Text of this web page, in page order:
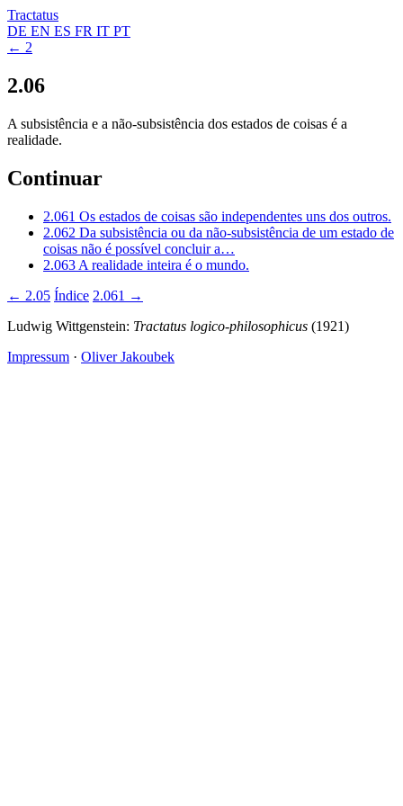
Tractatus
DE EN ES FR IT PT
← 2
2.06
A subsistência e a não-subsistência dos estados de coisas é a
realidade.
Continuar
2.061 Os estados de coisas são independentes uns dos outros.
2.062 Da subsistência ou da não-subsistência de um estado de
coisas não é possível concluir a…
2.063 A realidade inteira é o mundo.
← 2.05 Índice 2.061 →
Ludwig Wittgenstein: Tractatus logico-philosophicus (1921)
Impressum · Oliver Jakoubek